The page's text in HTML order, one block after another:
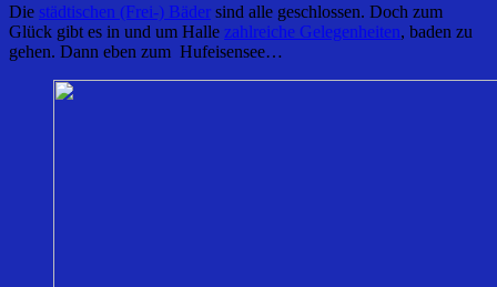
Die städtischen (Frei-) Bäder sind alle geschlossen. Doch zum
Glück gibt es in und um Halle zahlreiche Gelegenheiten, baden zu
gehen. Dann eben zum Hufeisensee…